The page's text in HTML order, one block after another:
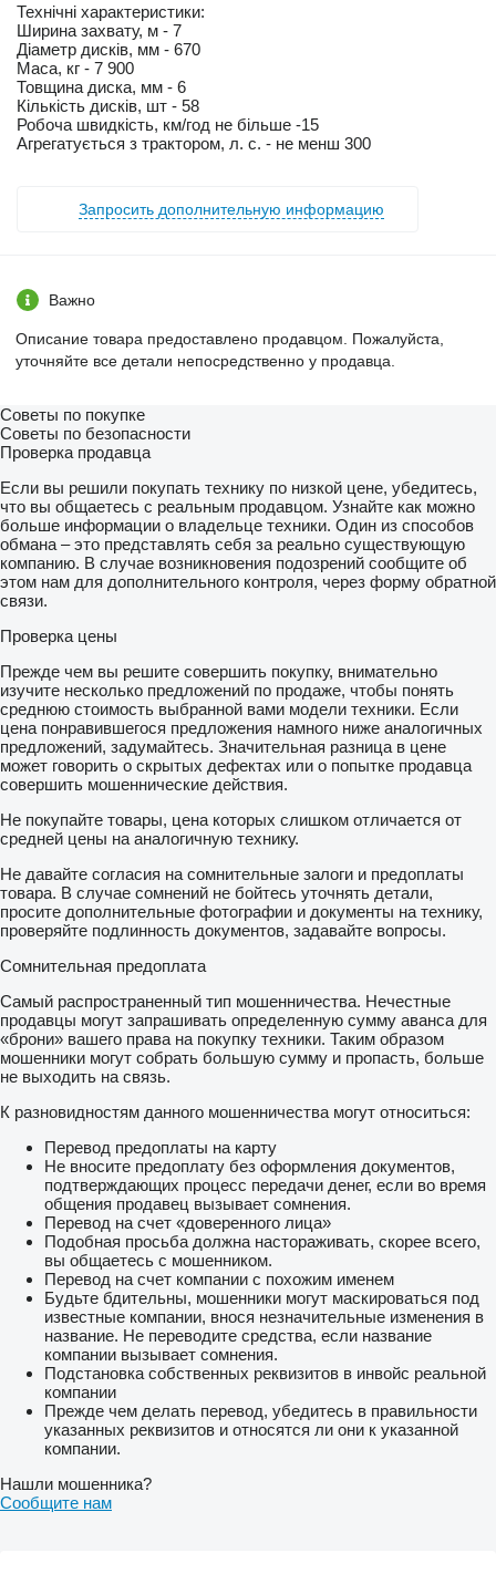
Технічні характеристики:
Ширина захвату, м - 7
Діаметр дисків, мм - 670
Маса, кг - 7 900
Товщина диска, мм - 6
Кількість дисків, шт - 58
Робоча швидкість, км/год не більше -15
Агрегатується з трактором, л. с. - не менш 300
Запросить дополнительную информацию
Важно
Описание товара предоставлено продавцом. Пожалуйста,
уточняйте все детали непосредственно у продавца.
Советы по покупке
Советы по безопасности
Проверка продавца
Если вы решили покупать технику по низкой цене, убедитесь,
что вы общаетесь с реальным продавцом. Узнайте как можно
больше информации о владельце техники. Один из способов
обмана – это представлять себя за реально существующую
компанию. В случае возникновения подозрений сообщите об
этом нам для дополнительного контроля, через форму обратной
связи.
Проверка цены
Прежде чем вы решите совершить покупку, внимательно
изучите несколько предложений по продаже, чтобы понять
среднюю стоимость выбранной вами модели техники. Если
цена понравившегося предложения намного ниже аналогичных
предложений, задумайтесь. Значительная разница в цене
может говорить о скрытых дефектах или о попытке продавца
совершить мошеннические действия.
Не покупайте товары, цена которых слишком отличается от
средней цены на аналогичную технику.
Не давайте согласия на сомнительные залоги и предоплаты
товара. В случае сомнений не бойтесь уточнять детали,
просите дополнительные фотографии и документы на технику,
проверяйте подлинность документов, задавайте вопросы.
Сомнительная предоплата
Самый распространенный тип мошенничества. Нечестные
продавцы могут запрашивать определенную сумму аванса для
«брони» вашего права на покупку техники. Таким образом
мошенники могут собрать большую сумму и пропасть, больше
не выходить на связь.
К разновидностям данного мошенничества могут относиться:
Перевод предоплаты на карту
Не вносите предоплату без оформления документов,
подтверждающих процесс передачи денег, если во время
общения продавец вызывает сомнения.
Перевод на счет «доверенного лица»
Подобная просьба должна настораживать, скорее всего,
вы общаетесь с мошенником.
Перевод на счет компании с похожим именем
Будьте бдительны, мошенники могут маскироваться под
известные компании, внося незначительные изменения в
название. Не переводите средства, если название
компании вызывает сомнения.
Подстановка собственных реквизитов в инвойс реальной
компании
Прежде чем делать перевод, убедитесь в правильности
указанных реквизитов и относятся ли они к указанной
компании.
Нашли мошенника?
Сообщите нам